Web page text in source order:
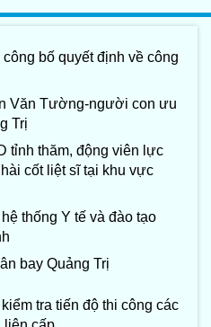
bố quyết định về công
Văn Tường-người con ưu
Trị
tỉnh thăm, động viên lực
cốt liệt sĩ tại khu vực
thống Y tế và đào tạo
bay Quảng Trị
tra tiến độ thi công các